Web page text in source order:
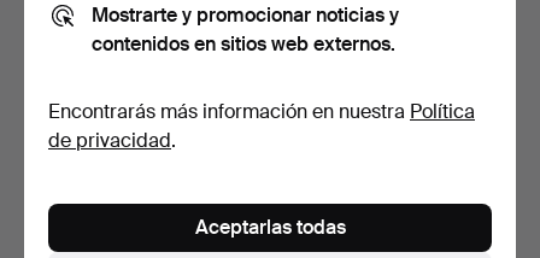
dentro de los catorce (14) días posteriores a que el
Cliente notificara a la Empresa de subastas el ejercicio
Cliente sigue obligado por la compra, por lo que no se
realizará ningún reembolso al Cliente.
reembolso. El cliente asume el riesgo de que el Objeto
de la subasta se dañe o se pierda durante la devolución
Mostrarte y promocionar noticias y
contenidos en sitios web externos.
Encontrarás más información en nuestra Política
de privacidad.
Aceptarlas todas